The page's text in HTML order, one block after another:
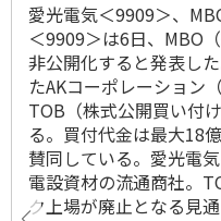
愛光電気＜9909＞、
＜9909＞は6日、MBO
非公開化すると発表し
たAKコーポレーション
TOB（株式公開買い付
る。買付代金は最大18
賛同している。愛光電
電設資材の流通商社。
ク上場が廃止となる見通